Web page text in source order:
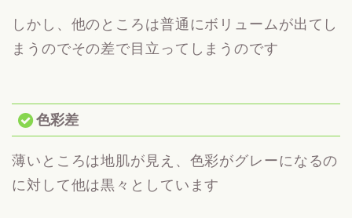
しかし、他のところは普通にボリュームが出てし
まうのでその差で目立ってしまうのです
色彩差
薄いところは地肌が見え、色彩がグレーになるの
に対して他は黒々としています